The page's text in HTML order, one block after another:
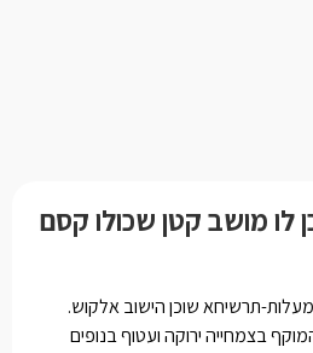
לו מושב קטן שכולו קסם
תרשיחא שוכן הישוב אלקוש.
בצמחייה ירוקה ועטוף בנופים